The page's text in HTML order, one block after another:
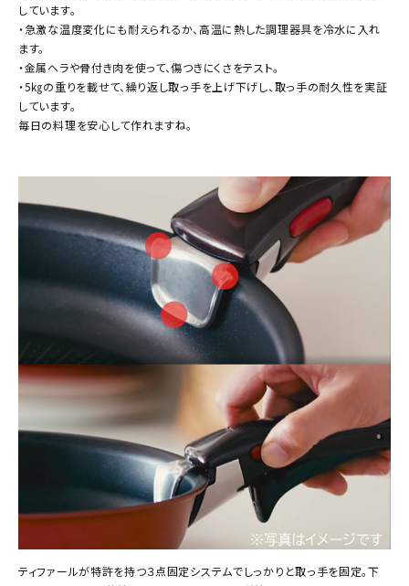
しています。
・急激な温度変化にも耐えられるか、高温に熱した調理器具を冷水に入れ
ます。
・金属ヘラや骨付き肉を使って、傷つきにくさをテスト。
・5㎏の重りを載せて、繰り返し取っ手を上げ下げし、取っ手の耐久性を実証
しています。
毎日の料理を安心して作れますね。
ティファールが特許を持つ３点固定システムでしっかりと取っ手を固定。下